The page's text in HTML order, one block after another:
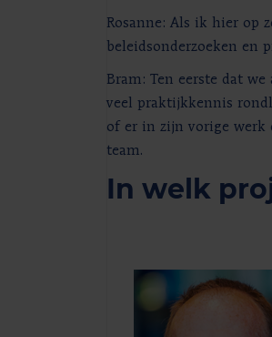
Rosanne: Als ik hier op
beleidsonderzoeken en
Bram: Ten eerste dat
veel praktijkkennis
of er in zijn vorige
team.
In welk